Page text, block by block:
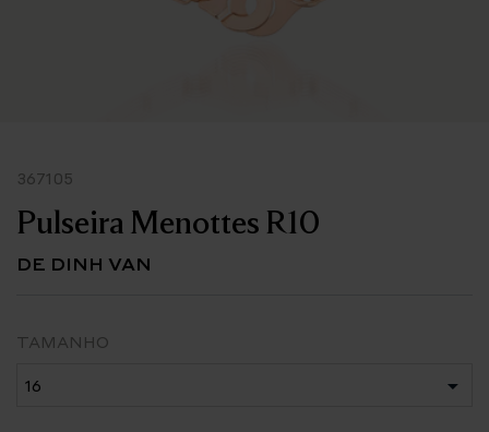
367105
Pulseira Menottes R10
DE DINH VAN
TAMANHO